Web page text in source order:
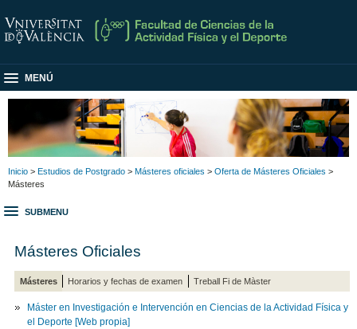
MENÚ
Inicio > Estudios de Postgrado > Másteres oficiales > Oferta de Másteres Oficiales >
Másteres
SUBMENU
Másteres Oficiales
Másteres Horarios y fechas de examen Treball Fi de Màster
Máster en Investigación e Intervención en Ciencias de la Actividad Física y
el Deporte [Web propia]